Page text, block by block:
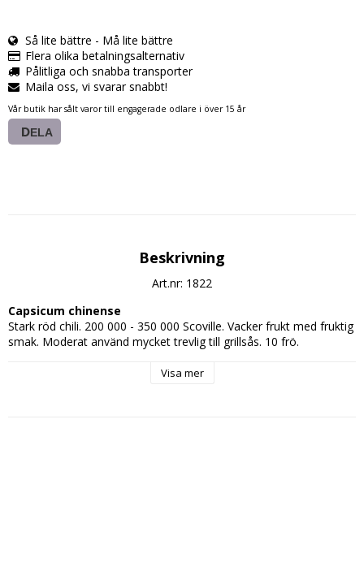
Så lite bättre - Må lite bättre
Flera olika betalningsalternativ
Pålitliga och snabba transporter
Maila oss, vi svarar snabbt!
Vår butik har sålt varor till engagerade odlare i över 15 år
DELA
Beskrivning
Art.nr: 1822
Capsicum chinense
Stark röd chili. 200 000 - 350 000 Scoville. Vacker frukt med fruktig
smak. Moderat använd mycket trevlig till grillsås. 10 frö.
Visa mer